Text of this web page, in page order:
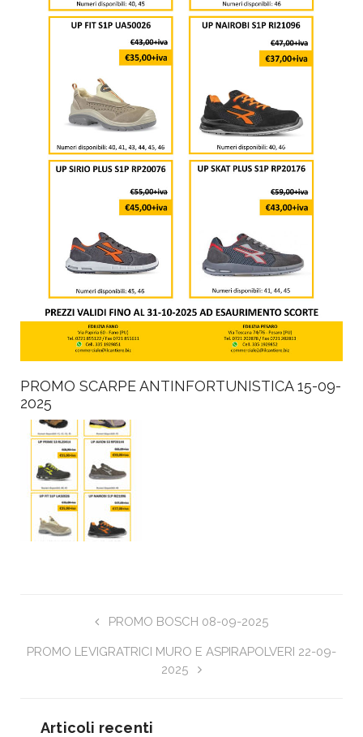
PROMO SCARPE ANTINFORTUNISTICA 15-09-
2025
PROMO BOSCH 08-09-2025
PROMO LEVIGRATRICI MURO E ASPIRAPOLVERI 22-09-
2025
Articoli recenti